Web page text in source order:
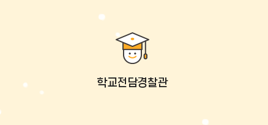
학교전담경찰관